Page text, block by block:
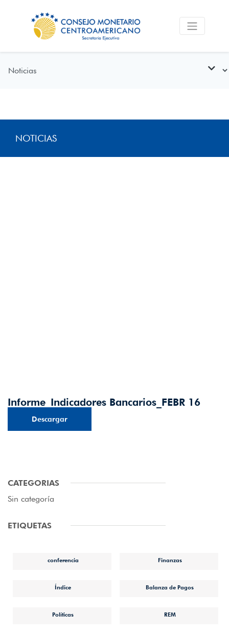
NOTICIAS
Informe_Indicadores Bancarios_FEBR 16
Descargar
CATEGORIAS
Sin categoría
ETIQUETAS
conferencia Finanzas
Índice Balanza de Pagos
Políticas REM